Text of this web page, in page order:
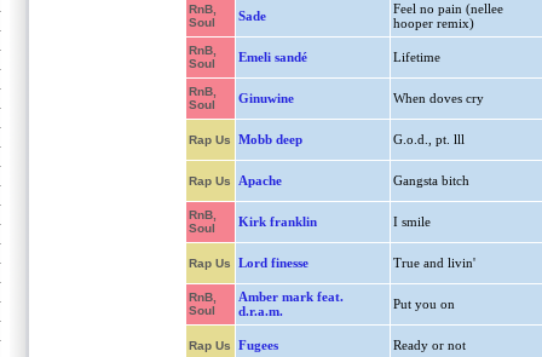
RnB,
Soul
Sade
Feel no pain (nellee
hooper remix)
RnB,
Soul
Emeli sandé Lifetime
RnB,
Soul
Ginuwine When doves cry
Rap Us Mobb deep G.o.d., pt. lll
Rap Us Apache Gangsta bitch
RnB,
Soul
Kirk franklin I smile
Rap Us Lord finesse True and livin'
RnB,
Soul
Amber mark feat.
d.r.a.m.
Put you on
Rap Us Fugees Ready or not